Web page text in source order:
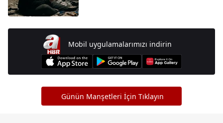
Mobil uygulamalarımızı indirin
Günün Manşetleri İçin Tıklayın